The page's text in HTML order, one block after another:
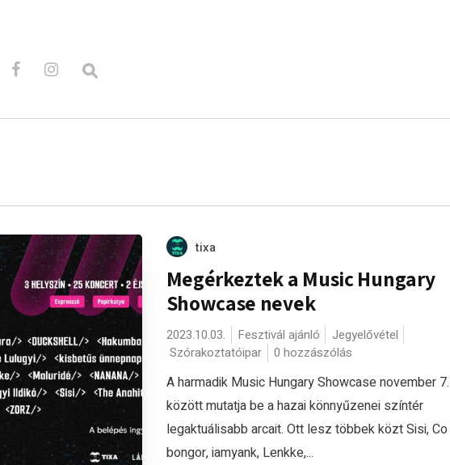
tixa
Megérkeztek a Music Hungary
Showcase nevek
2023.10.03. Fesztivál ajánló
Jegyelővétel
Szórakoztatóipar
0 hozzászólás
A harmadik Music Hungary Showcase november
között mutatja be a hazai könnyűzenei színtér
legaktuálisabb arcait. Ott lesz többek közt Sisi,
bongor, iamyank, Lenkke,...